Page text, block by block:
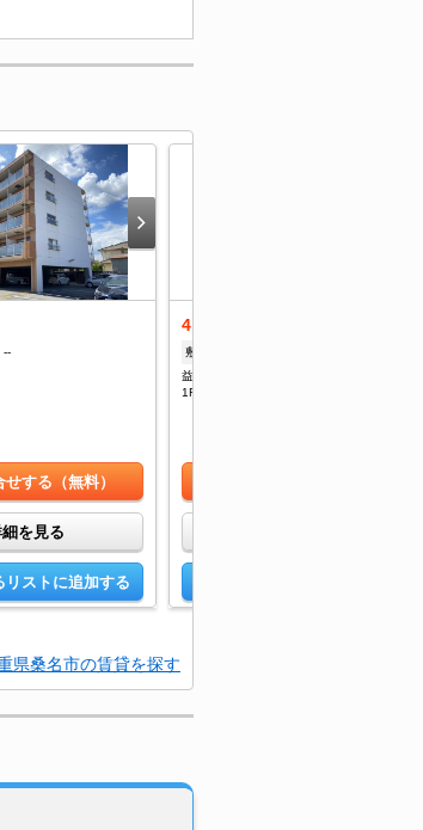
--
せする（無料）
を見る
リストに追加する
4.7
敷
益生駅 徒歩7分
1R/30㎡
県桑名市の賃貸を探す